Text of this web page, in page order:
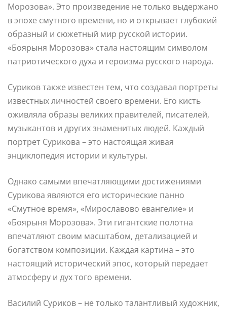
Морозова». Это произведение не только выдержано
в эпохе смутного времени, но и открывает глубокий
образный и сюжетный мир русской истории.
«Боярыня Морозова» стала настоящим символом
патриотического духа и героизма русского народа.
Суриков также известен тем, что создавал портреты
известных личностей своего времени. Его кисть
оживляла образы великих правителей, писателей,
музыкантов и других знаменитых людей. Каждый
портрет Сурикова – это настоящая живая
энциклопедия истории и культуры.
Однако самыми впечатляющими достижениями
Сурикова являются его исторические панно
«Смутное время», «Мирославово евангелие» и
«Боярыня Морозова». Эти гигантские полотна
впечатляют своим масштабом, детализацией и
богатством композиции. Каждая картина – это
настоящий исторический эпос, который передает
атмосферу и дух того времени.
Василий Суриков – не только талантливый художник,